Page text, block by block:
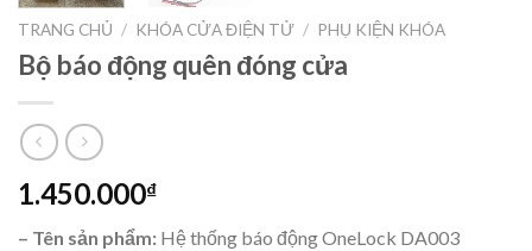
TRANG CHỦ / KHÓA CỬA ĐIỆN TỬ / PHỤ KIỆN KHÓA
Bộ báo động quên đóng cửa
1.450.000₫
– Tên sản phẩm: Hệ thống báo động OneLock DA003